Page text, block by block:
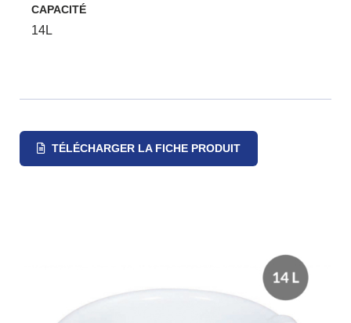
CAPACITÉ
14L
TÉLÉCHARGER LA FICHE PRODUIT